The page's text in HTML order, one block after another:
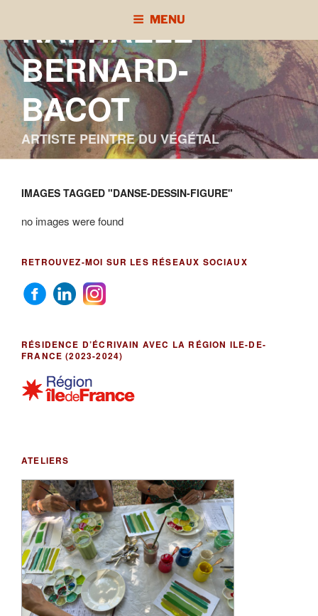
contenu
principal
RAPHAÈLE
BERNARD-
BACOT
ARTISTE PEINTRE DU VÉGÉTAL
MENU
IMAGES TAGGED "DANSE-DESSIN-FIGURE"
no images were found
RETROUVEZ-MOI SUR LES RÉSEAUX SOCIAUX
RÉSIDENCE D’ÉCRIVAIN AVEC LA RÉGION ILE-DE-
FRANCE (2023-2024)
ATELIERS